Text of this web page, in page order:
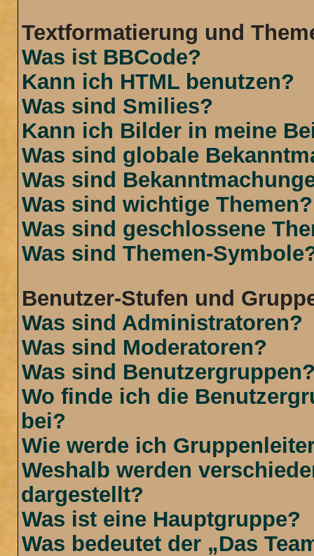
Textformatierung und
Was ist BBCode?
Kann ich HTML benutzen?
Was sind Smilies?
Kann ich Bilder in meine
Was sind globale
Was sind
Was sind wichtige Themen?
Was sind geschlossene
Was sind Themen-
Benutzer-Stufen und
Was sind Administratoren?
Was sind Moderatoren?
Was sind
Wo finde ich die
bei?
Wie werde ich
Weshalb werden
dargestellt?
Was ist eine Hauptgruppe?
Was bedeutet der „Das